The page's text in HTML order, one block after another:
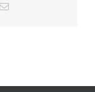
Email